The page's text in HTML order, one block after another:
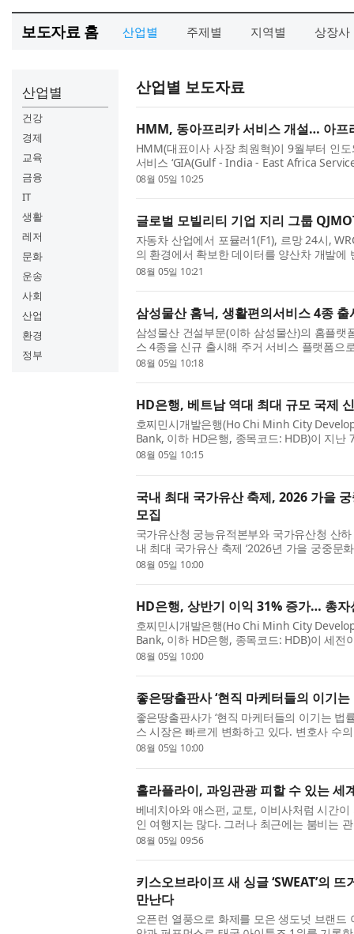
보도자료 홈 산업별 주제별 지역별 상장사
산업별
건강
경제
교육
금융
IT
생활
레저
문화
운송
사회
산업
환경
정부
산업별 보도자료
HMM, 동아프리카 서비스 개설… 아프
HMM(대표이사 사장 최원혁)이 9월부터 인
서비스 ‘GIA(Gulf - India - East Africa
비스는 최원혁 사장 부임 이후 추진 중인 컨
08월 05일 10:25
글로벌 모빌리티 기업 지리 그룹
자동차 산업에서 포뮬러1(F1), 르망 24시,
의 환경에서 확보한 데이터를 양산차 개발에
대다. 포르쉐, 메르세데스-AMG, BMW M,
08월 05일 10:21
삼성물산 홈닉, 생활편의서비스 4종 출
삼성물산 건설부문(이하 삼성물산)의 홈플랫
스 4종을 신규 출시해 주거 서비스 플랫폼으
생활 밀착형 서비스 기업과의 제휴를 통해 청
08월 05일 10:18
HD은행, 베트남 역대 최대 규모 국제
호찌민시개발은행(Ho Chi Minh City
Bank, 이하 HD은행, 종목코드: HDB)이 지난
Development Bank), 스탠다드차타드
08월 05일 10:15
국내 최대 국가유산 축제, 2026 가을
모집
국가유산청 궁능유적본부와 국가유산청 산
내 최대 국가유산 축제 ‘2026년 가을 궁중문
(宮)이둥이’를 모집한다. ‘궁중문화축전’은
08월 05일 10:00
HD은행, 상반기 이익 31% 증가… 총자
호찌민시개발은행(Ho Chi Minh City
Bank, 이하 HD은행, 종목코드: HDB)이 세전
13조2000억동(미화 5억500만달러)을 기록
08월 05일 10:00
좋은땅출판사 ‘현직 마케터들의 이기는
좋은땅출판사가 ‘현직 마케터들의 이기는 법
스 시장은 빠르게 변화하고 있다. 변호사 수
기반 검색 환경의 확산은 로펌과 변호사에게
08월 05일 10:00
홀라플라이, 과잉관광 피할 수 있는 세
베네치아와 애스펀, 교토, 이비사처럼 시간
인 여행지는 많다. 그러나 최근에는 붐비는
빠르게 증가하고 있다. 점점 더 많은 여행객
08월 05일 09:56
키스오브라이프 새 싱글 ‘SWEAT’의
만난다
오픈런 열풍으로 화제를 모은 생도넛 브랜드